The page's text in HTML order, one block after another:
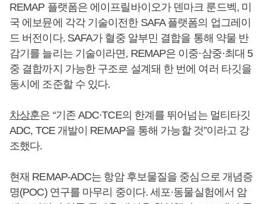
REMAP 플랫폼은 에이프릴바이오가 덴마크 룬드벡, 미
국 에보뮨에 각각 기술이전한 SAFA 플랫폼의 업그레이
드 버전이다. SAFA가 혈중 알부민 결합을 통해 약물 반
감기를 늘리는 기술이라면, REMAP은 이중·삼중·최대 5
중 결합까지 가능한 구조로 설계돼 한 번에 여러 타깃을
동시에 조준할 수 있다.
차상훈은 “기존 ADC·TCE의 한계를 뛰어넘는 멀티타깃
ADC, TCE 개발이 REMAP을 통해 가능할 것”이라고 강
조했다.
현재 REMAP-ADC는 항암 후보물질을 중심으로 개념증
명(POC) 연구를 마무리 중이다. 세포·동물실험에서 암